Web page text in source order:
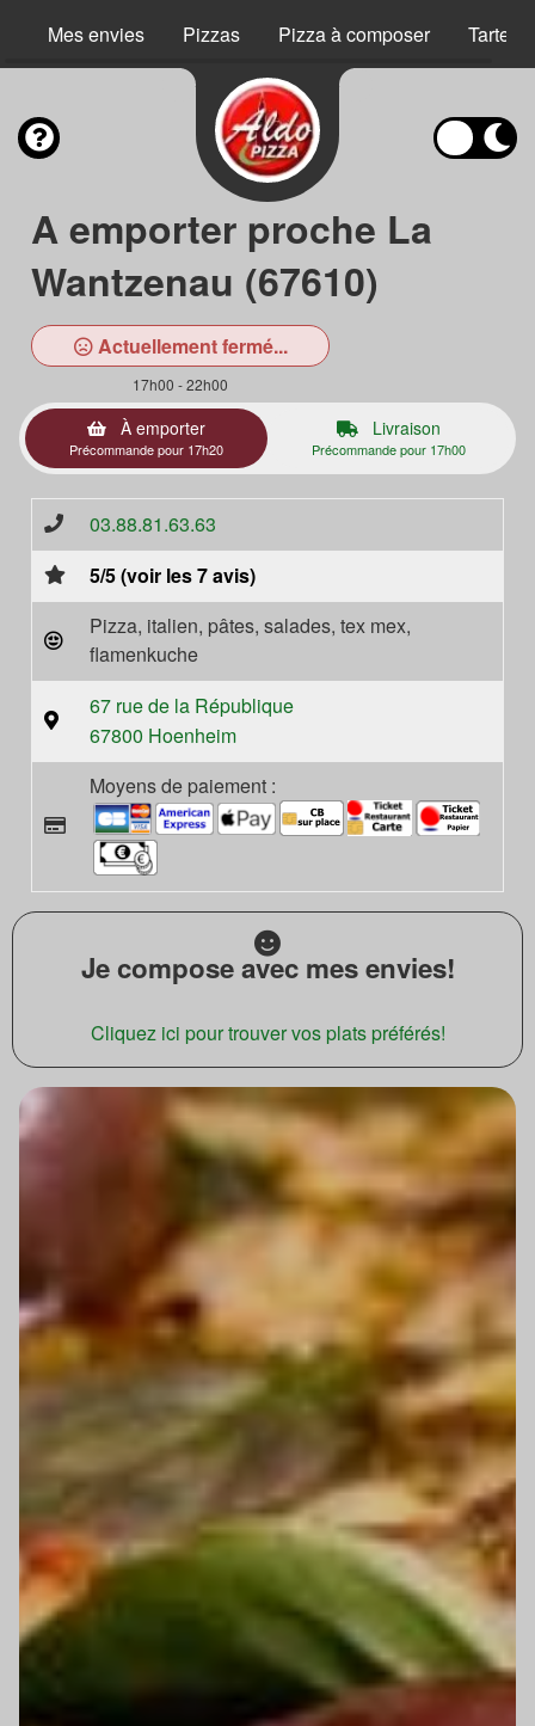
Mes envies Pizzas Pizza à composer Tartes
A emporter proche La
Wantzenau (67610)
Actuellement fermé...
17h00 - 22h00
À emporter
Précommande pour 17h20
Livraison
Précommande pour 17h00
03.88.81.63.63
5/5 (voir les 7 avis)
Pizza, italien, pâtes, salades, tex mex,
flamenkuche
67 rue de la République
67800 Hoenheim
Moyens de paiement :
Je compose avec mes envies!
Cliquez ici pour trouver vos plats préférés!